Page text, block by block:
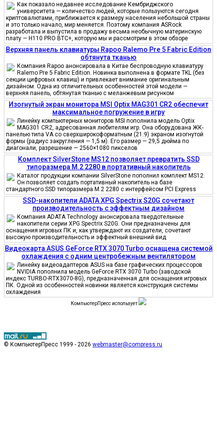
Как показало недавнее исследование Кембриджского
университета — количество людей, которые пользуются сегодня
криптовалютами, приближается к размеру населения небольшой страны
и это только начало, мир меняется. Поэтому компания ASRock
разработала и выпустила в продажу весьма необычную материнскую
плату — H110 PRO BTC+, которую мы и рассмотрим в этом обзоре
Верхняя панель клавиатуры Rapoo Ralemo Pre 5 Fabric Edition
обтянута тканью
Компания Rapoo анонсировала в Китае беспроводную клавиатуру
Ralemo Pre 5 Fabric Edition. Новинка выполнена в формате TKL (без
секции цифровых клавиш) и привлекает внимание оригинальным
дизайном. Одна из отличительных особенностей этой модели —
верхняя панель, обтянутая тканью с меланжевым рисунком
Изогнутый экран монитора MSI Optix MAG301 CR2 обеспечит
максимальное погружение в игру
Линейку компьютерных мониторов MSI пополнила модель Optix
MAG301 CR2, адресованная любителям игр. Она оборудована ЖК-
панелью типа VA со сверхширокоформатным (21:9) экраном изогнутой
формы (радиус закругления — 1,5 м). Его размер — 29,5 дюйма по
диагонали, разрешение — 2560×1080 пикселов
Комплект SilverStone MS12 позволяет превратить SSD
типоразмера M.2 2280 в портативный накопитель
Каталог продукции компании SilverStone пополнил комплект MS12.
Он позволяет создать портативный накопитель на базе
стандартного SSD типоразмера M.2 2280 с интерфейсом PCI Express
SSD-накопители ADATA XPG Spectrix S20G сочетают
производительность с эффектным дизайном
Компания ADATA Technology анонсировала твердотельные
накопители серии XPG Spectrix S20G. Они предназначены для
оснащения игровых ПК и, как утверждают их создатели, сочетают
высокую производительность и эффектный внешний вид
Видеокарта ASUS GeForce RTX 3070 Turbo оснащена системой
охлаждения с одним центробежным вентилятором
Линейку видеоадаптеров ASUS на базе графических процессоров
NVIDIA пополнила модель GeForce RTX 3070 Turbo (заводской
индекс TURBO-RTX3070-8G), предназначенная для оснащения игровых
ПК. Одной из особенностей новинки является конструкция системы
охлаждения
КомпьютерПресс использует
© КомпьютерПресс 1999 - 2026 webmaster@compress.ru